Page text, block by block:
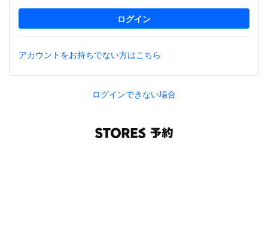
アカウントをお持ちでない方はこちら
ログインできない場合